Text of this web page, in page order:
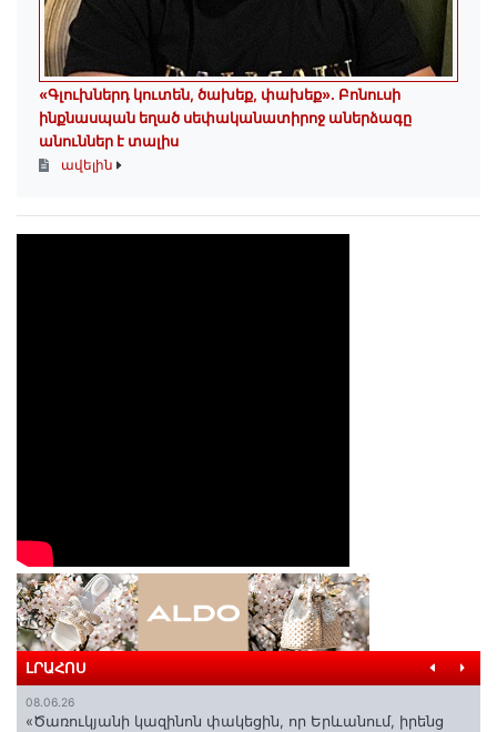
«Գլուխներդ կուտեն, ծախեք, փախեք»․ Բոնուսի
ինքնասպան եղած սեփականատիրոջ աներձագը
անուններ է տալիս
ավելին
ԼՐԱՀՈՍ
08.06.26
«Ծառուկյանի կազինոն փակեցին, որ Երևանում, իրենց